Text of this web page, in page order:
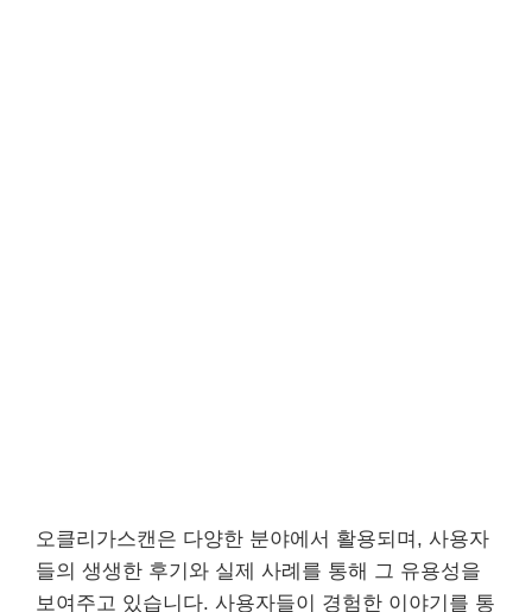
오클리가스캔은 다양한 분야에서 활용되며, 사용자
들의 생생한 후기와 실제 사례를 통해 그 유용성을
보여주고 있습니다. 사용자들이 경험한 이야기를 통